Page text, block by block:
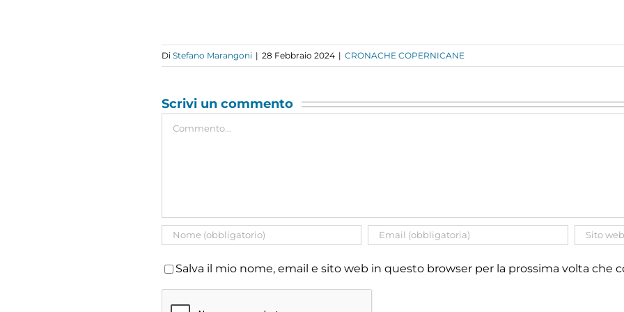
Di Stefano Marangoni | 28 Febbraio 2024 | CRONACHE COPERNICANE
Scrivi un commento
Salva il mio nome, email e sito web in questo browser per la prossima volta che